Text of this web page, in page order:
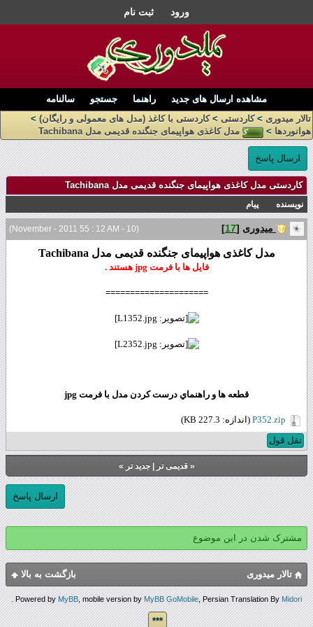
ورود ثبت نام
مشاهده ارسال های جدید راهنما جستجو
سالنامه
تالار میدوری >کاردستی >کاردستی با کاغذ (مدل های معمولی و رایگان) >
هوانوردها > مدل کاغذی هواپیمای جنگنده قدیمی مدل Tachibana
ارسال پاسخ
کاردستی مدل کاغذی هواپیمای جنگنده قدیمی مدل Tachibana
نویسنده پیام
(10 - November - 2011 55 : 12 AM) میدوری [
17
]
مدل کاغذی هواپیمای جنگنده قدیمی مدل Tachibana
فایل ها با فرمت jpg هستند .
=====================
قطعه ها و راهنماي درست کردن مدل با فرمت jpg
P352.zip (اندازه: 227.3 KB)
نقل قول
«قدیمی تر |جدید تر »
ارسال پاسخ
مشترک شدن در این موضوع
بازگشت به بالا تالار میدوری
Powered byMyBB, mobile version byMyBB GoMobile, Persian Translation ByMidori
.
***